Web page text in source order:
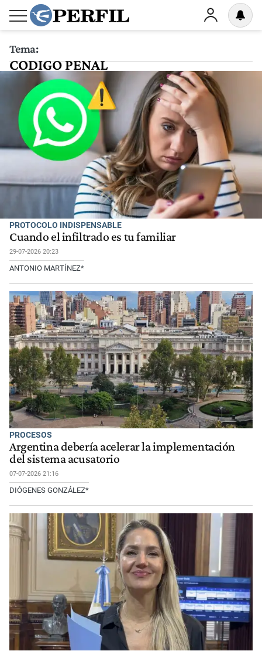
Tema:
CODIGO PENAL
PROTOCOLO INDISPENSABLE
Cuando el infiltrado es tu familiar
29-07-2026 20:23
ANTONIO MARTÍNEZ*
PROCESOS
Argentina debería acelerar la implementación
del sistema acusatorio
07-07-2026 21:16
DIÓGENES GONZÁLEZ*